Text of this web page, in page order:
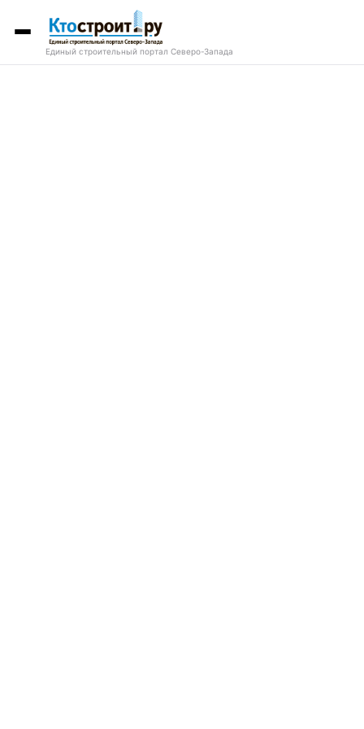
Единый строительный портал Северо-Запада